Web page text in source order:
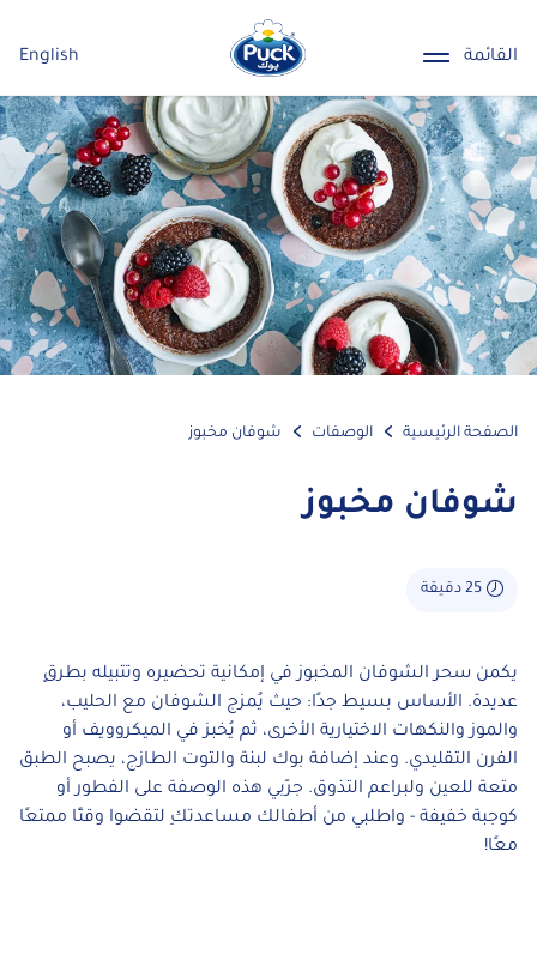
القائمة English
الصفحة الرئيسية الوصفات شوفان مخبوز
شوفان مخبوز
25 دقيقة
يكمن سحر الشوفان المخبوز في إمكانية تحضيره وتتبيله بطرقٍ
عديدة. الأساس بسيط جدًا: حيث يُمزج الشوفان مع الحليب،
والموز والنكهات الاختيارية الأخرى، ثم يُخبز في الميكروويف أو
الفرن التقليدي. وعند إضافة بوك لبنة والتوت الطازج، يصبح الطبق
متعة للعين ولبراعم التذوق. جرّبي هذه الوصفة على الفطور أو
كوجبة خفيفة - واطلبي من أطفالك مساعدتكِ لتقضوا وقتًا ممتعًا
معًا!